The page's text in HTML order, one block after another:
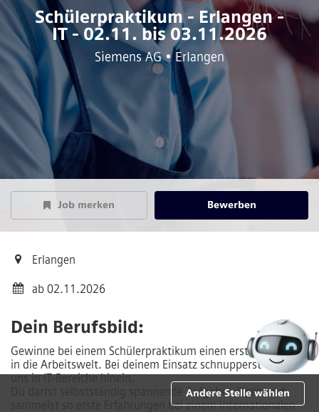
Schülerpraktikum - Erlangen -
IT - 02.11. bis 03.11.2026
Siemens AG • Erlangen
Job merken Bewerben
Erlangen
ab 02.11.2026
Dein Berufsbild:
Gewinne bei einem Schülerpraktikum einen ersten Einblick
in die Arbeitswelt. Bei deinem Einsatz schnupperst du bei
uns in IT-Bereiche hinein.
Du darfst selbstständig spannende Aufgaben lösen und
sammelst so erste Erfahrungen bei einem internationalen
Andere Stelle wählen